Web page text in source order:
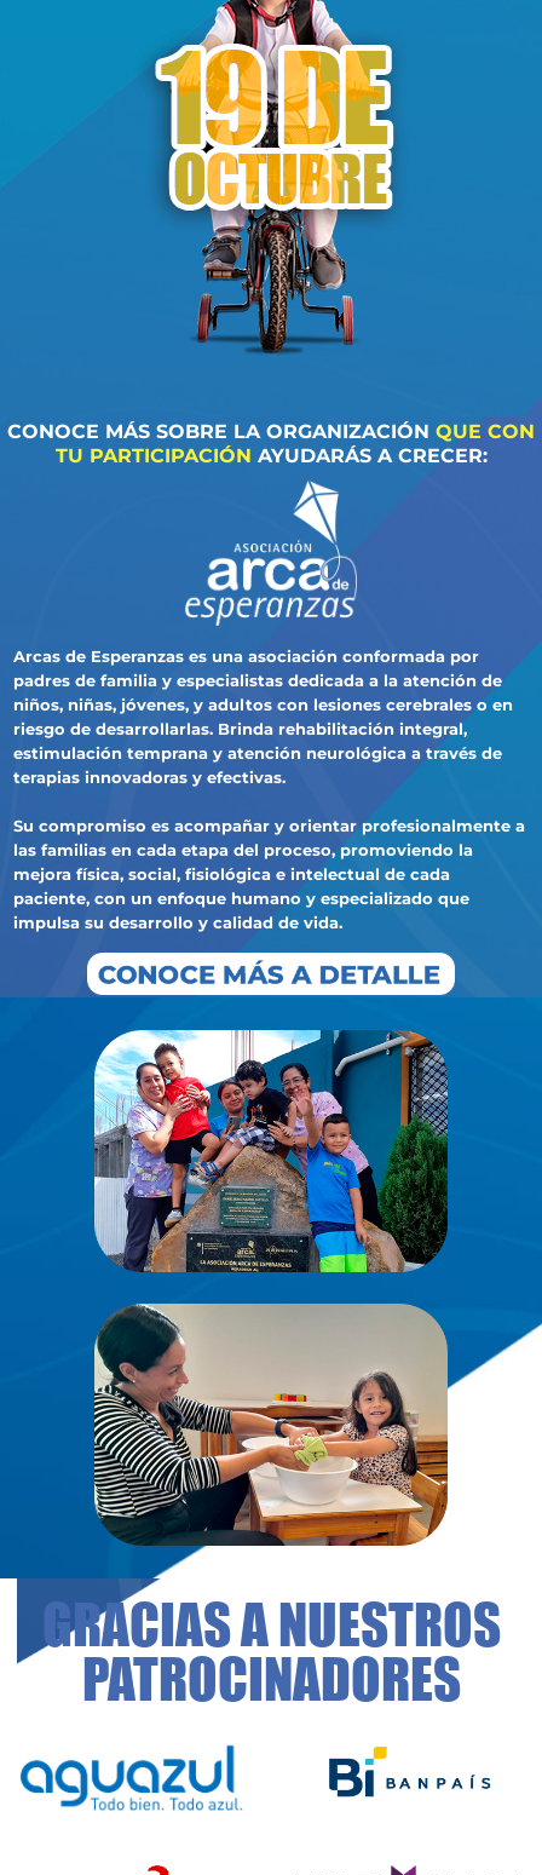
CONOCE MÁS SOBRE LA ORGANIZACIÓN QUE CON
TU PARTICIPACIÓN AYUDARÁS A CRECER:
Arcas de Esperanzas es una asociación conformada por
padres de familia y especialistas dedicada a la atención de
niños, niñas, jóvenes, y adultos con lesiones cerebrales o en
riesgo de desarrollarlas. Brinda rehabilitación integral,
estimulación temprana y atención neurológica a través de
terapias innovadoras y efectivas.
Su compromiso es acompañar y orientar profesionalmente a
las familias en cada etapa del proceso, promoviendo la
mejora física, social, fisiológica e intelectual de cada
paciente, con un enfoque humano y especializado que
impulsa su desarrollo y calidad de vida.
GRACIAS A NUESTROS
PATROCINADORES